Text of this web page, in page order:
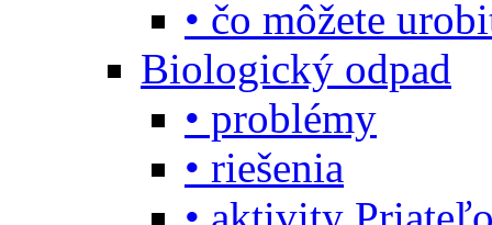
• čo môžete
Biologický odpad
• problémy
• riešenia